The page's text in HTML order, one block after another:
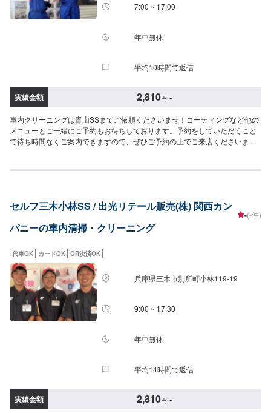
7:00 ~ 17:00
年中無休
平均10時間で返信
実績金額 2,810円〜
車内クリーニングは青山SSまでご依頼くださいませ！コーティングなど他の
メニューとご一緒にご予約もお待ちしております。予約をしていただくこと
で待ち時間なくご案内できますので、ぜひご予約の上でご来店くださいま
セルフ三木小林SS / 出光リテール販売(株) 関西カン
パニーの車内清掃・クリーニング
-(-件)
代車OK カードOK QR決済OK
兵庫県三木市別所町小林119-19
9:00 ~ 17:30
年中無休
平均14時間で返信
実績金額 2,810円〜